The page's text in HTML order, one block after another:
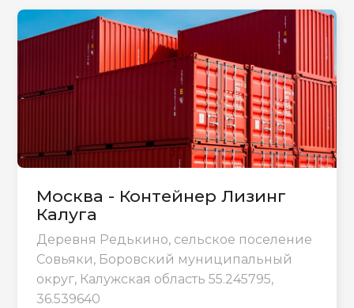
Москва - Контейнер Лизинг
Калуга
Деревня Редькино, сельское поселение
Совьяки, Боровский муниципальный
округ, Калужская область 55.245795,
36.539640